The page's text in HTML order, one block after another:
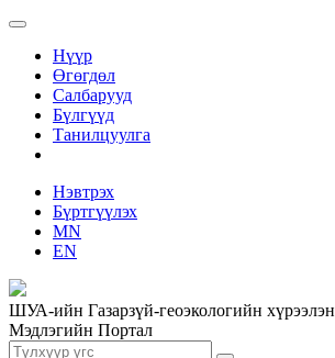
Нүүр
Өгөгдөл
Салбарууд
Бүлгүүд
Танилцуулга
Нэвтрэх
Бүртгүүлэх
MN
EN
ШУА-ийн Газарзүй-геоэкологийн хүрээлэн
Мэдлэгийн Портал